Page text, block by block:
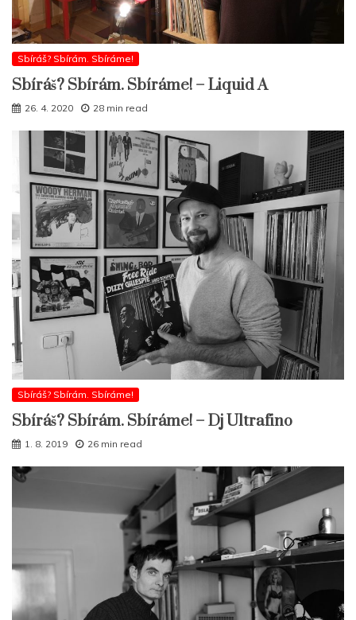
Sbíráš? Sbírám. Sbíráme!
Sbíráš? Sbírám. Sbíráme! – Liquid A
26. 4. 2020 28 min read
Sbíráš? Sbírám. Sbíráme!
Sbíráš? Sbírám. Sbíráme! – Dj Ultrafino
1. 8. 2019 26 min read